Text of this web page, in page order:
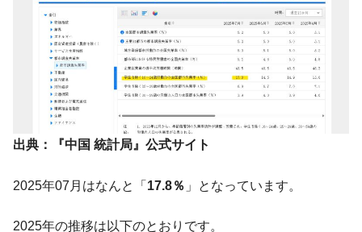
『Money1』
韓国は「中国と同じく」投資に不適格な国
『Money1』
『韓国銀行』が「金の保有量を増やしま
す」⇒「金を経由するドル入手」手段ではないのか？
『Money1』
韓国･外為取引量「1日当たり1,214.4億ド
ル」まで拡大 ⇒ 海外資金の動きに強く左右される状態
『Money1』
韓国･帰ってきた李在明。李在明を支持しな
『Money1』
韓国大統領府ボンクラ政策室長が告発され
断
出典：『中国 統計局』公式サイト
2025年07月はなんと「 17.8％ 」となっています。
2025年の推移は以下のとおりです。